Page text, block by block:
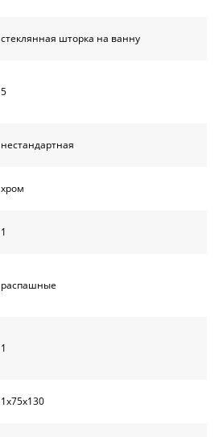
стеклянная шторка на ванну
5
нестандартная
хром
1
распашные
1
1х75х130